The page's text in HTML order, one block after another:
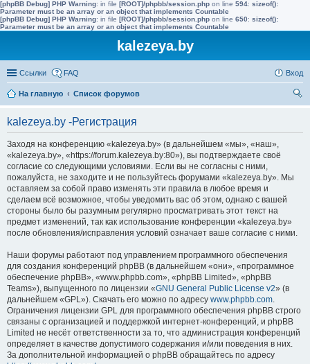
[phpBB Debug] PHP Warning: in file [ROOT]/phpbb/session.php on line 594: sizeof():
Parameter must be an array or an object that implements Countable
[phpBB Debug] PHP Warning: in file [ROOT]/phpbb/session.php on line 650: sizeof():
Parameter must be an array or an object that implements Countable
kalezeya.by
Ссылки FAQ Вход
На главную
Список форумов
kalezeya.by -Регистрация
Заходя на конференцию «kalezeya.by» (в дальнейшем «мы», «наш»,
«kalezeya.by», «https://forum.kalezeya.by:80»), вы подтверждаете своё
согласие со следующими условиями. Если вы не согласны с ними,
пожалуйста, не заходите и не пользуйтесь форумами «kalezeya.by». Мы
оставляем за собой право изменять эти правила в любое время и
сделаем всё возможное, чтобы уведомить вас об этом, однако с вашей
стороны было бы разумным регулярно просматривать этот текст на
предмет изменений, так как использование конференции «kalezeya.by»
после обновления/исправления условий означает ваше согласие с ними.
Наши форумы работают под управлением программного обеспечения
для создания конференций phpBB (в дальнейшем «они», «программное
обеспечение phpBB», «www.phpbb.com», «phpBB Limited», «phpBB
Teams»), выпущенного по лицензии «GNU General Public License v2» (в
дальнейшем «GPL»). Скачать его можно по адресу www.phpbb.com.
Ограничения лицензии GPL для программного обеспечения phpBB строго
связаны с организацией и поддержкой интернет-конференций, и phpBB
Limited не несёт ответственности за то, что администрация конференций
определяет в качестве допустимого содержания и/или поведения в них.
За дополнительной информацией о phpBB обращайтесь по адресу